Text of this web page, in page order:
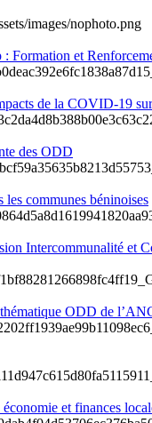
Formation et
de la COVID-19
des ODD
les communes béninoises
Intercommunalité et
ODD de
et finances